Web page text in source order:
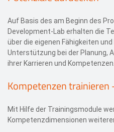
Auf Basis des am Beginn des
Development-Lab erhalten die
über die eigenen Fähigkeiten
Unterstützung bei der Planung,
ihrer Karrieren und Kompetenzen.
Kompetenzen
Mit Hilfe der Trainingsmodule
Kompetenzdimensionen